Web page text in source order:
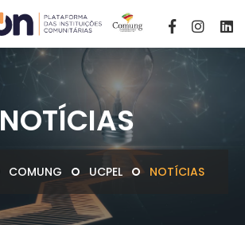
NOTÍCIAS
COMUNG UCPEL NOTÍCIAS